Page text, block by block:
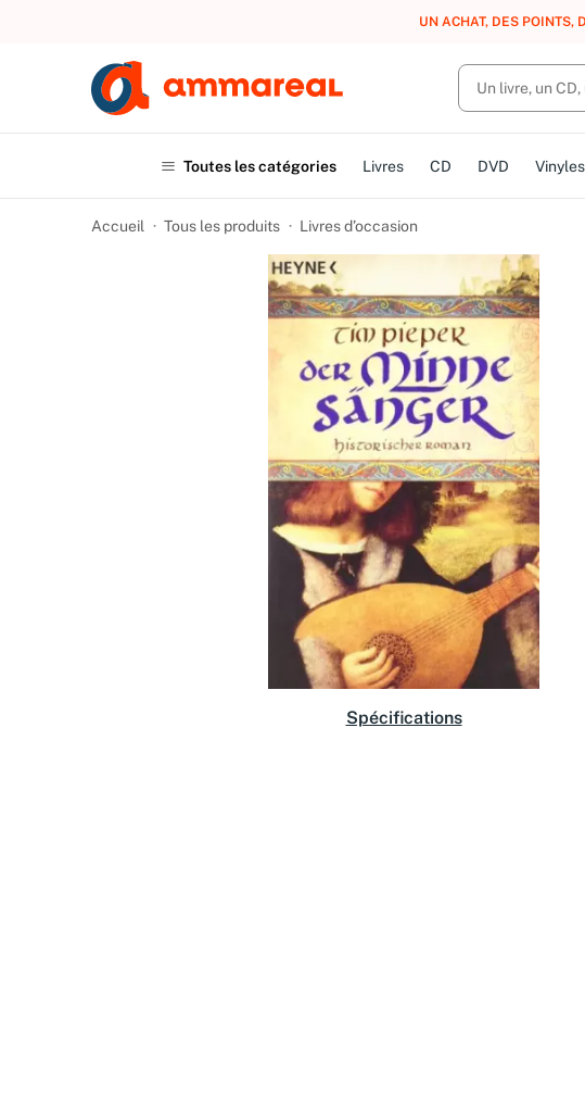
UN ACHAT, DES POINTS,
Toutes les catégories Livres CD DVD Vinyles
Accueil Tous les produits Livres d’occasion
Spécifications